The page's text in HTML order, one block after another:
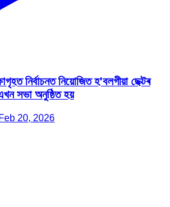
নিৰ্বাচনত নিয়োজিত হ'বলগীয়া ছেক্টৰ
সভা অনুষ্ঠিত হয়
20, 2026